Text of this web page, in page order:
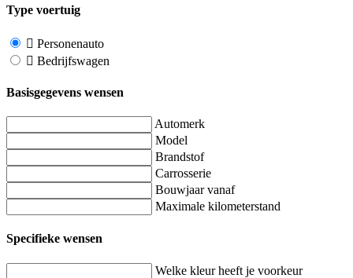
Type voertuig
Personenauto
Bedrijfswagen
Basisgegevens wensen
Automerk
Model
Brandstof
Carrosserie
Bouwjaar vanaf
Maximale kilometerstand
Specifieke wensen
Welke kleur heeft je voorkeur